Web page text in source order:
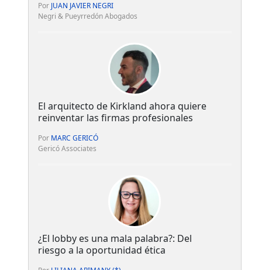
Por JUAN JAVIER NEGRI
Negri & Pueyrredón Abogados
El arquitecto de Kirkland ahora quiere
reinventar las firmas profesionales
Por MARC GERICÓ
Gericó Associates
¿El lobby es una mala palabra?: Del
riesgo a la oportunidad ética